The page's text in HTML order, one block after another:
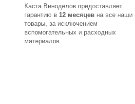
Каста Виноделов предоставляет
гарантию в12 месяцев на все наши
товары, за исключением
вспомогательных и расходных
материалов